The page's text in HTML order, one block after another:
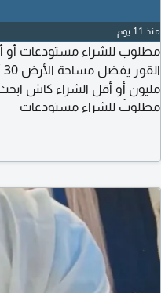
منذ 11 يوم
مطلوب للشراء مستودعات أو
درهم تأخذها كاش لحظة اتمام
مطلوب للشراء مستودعات